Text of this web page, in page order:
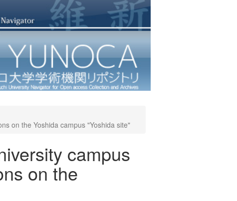
on the Yoshida campus "Yoshida site"
campus
on the